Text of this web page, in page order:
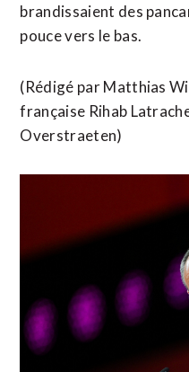
brandissaient des
pouce vers le bas.
(Rédigé par Matthias
française Rihab
Overstraeten)